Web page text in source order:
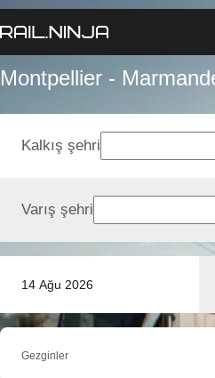
Montpellier -
14 Ağu 2026
Kalkış şehri
Varış şehri
Gezginler